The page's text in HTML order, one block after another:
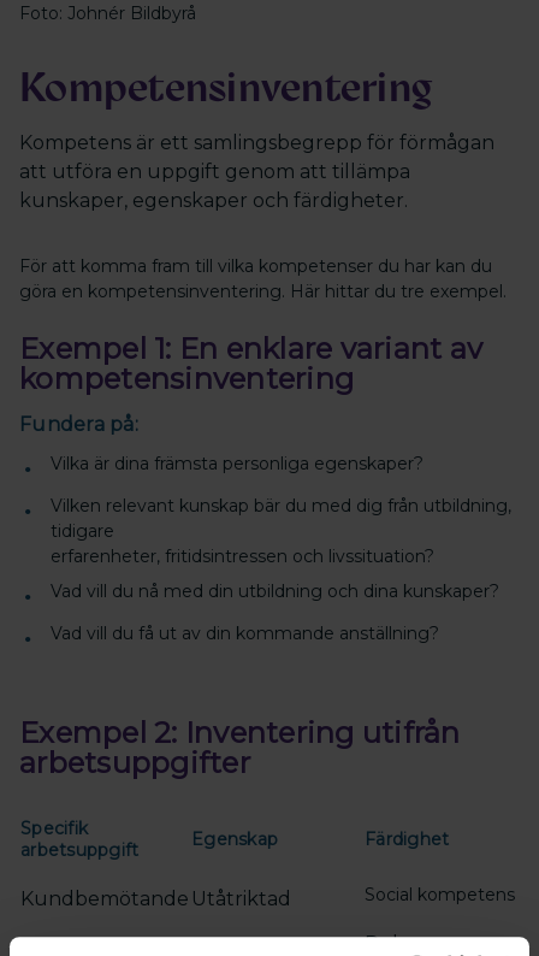
Foto: Johnér Bildbyrå
Kompetensinventering
Kompetens är ett samlingsbegrepp för förmågan
att utföra en uppgift genom att tillämpa
kunskaper, egenskaper och färdigheter.
För att komma fram till vilka kompetenser du har kan du
göra en kompetensinventering. Här hittar du tre exempel.
Exempel 1: En enklare variant av
kompetensinventering
Fundera på:
Vilka är dina främsta personliga egenskaper?
Vilken relevant kunskap bär du med dig från utbildning,
tidigare
erfarenheter, fritidsintressen och livssituation?
Vad vill du nå med din utbildning och dina kunskaper?
Vad vill du få ut av din kommande anställning?
Exempel 2: Inventering utifrån
arbetsuppgifter
Specifik
arbetsuppgift
Egenskap Färdighet
Kundbemötande Utåtriktad Social kompetens
Delegera